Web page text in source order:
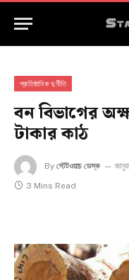
প্রাতিষ্ঠানিক দুর্নীতি
বন বিভাগের
টাকার কাঠ
By স্টেটওয়াচ ডেস্ক
3 Mins Read